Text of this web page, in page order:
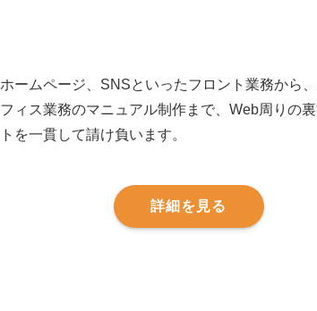
ホームページ、SNSといったフロント業務から
フィス業務のマニュアル制作まで、Web周りの
トを一貫して請け負います。
詳細を見る